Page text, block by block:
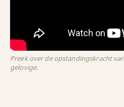
Preek over de opstandingskracht
gelovige.